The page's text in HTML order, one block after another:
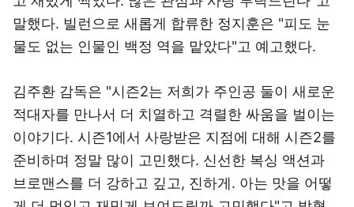
말했다. 빌런으로 새롭게 합류한 정지훈은 "피도 눈
물도 없는 인물인 백정 역을 맡았다"고 예고했다.
김주환 감독은 "시즌2는 저희가 주인공 둘이 새로운
적대자를 만나서 더 치열하고 격렬한 싸움을 벌이는
이야기다. 시즌1에서 사랑받은 지점에 대해 시즌2를
준비하며 정말 많이 고민했다. 신선한 복싱 액션과
브로맨스를 더 강하고 깊고, 진하게. 아는 맛을 어떻